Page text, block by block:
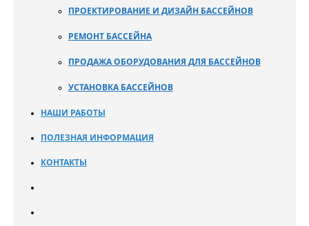
ПРОЕКТИРОВАНИЕ И ДИЗАЙН БАССЕЙНОВ
РЕМОНТ БАССЕЙНА
ПРОДАЖА ОБОРУДОВАНИЯ ДЛЯ БАССЕЙНОВ
УСТАНОВКА БАССЕЙНОВ
НАШИ РАБОТЫ
ПОЛЕЗНАЯ ИНФОРМАЦИЯ
КОНТАКТЫ